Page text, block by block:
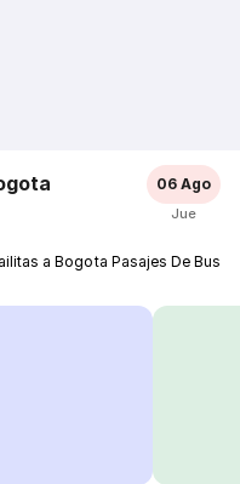
06 Ago
Jue
a Bogota Pasajes De Bus